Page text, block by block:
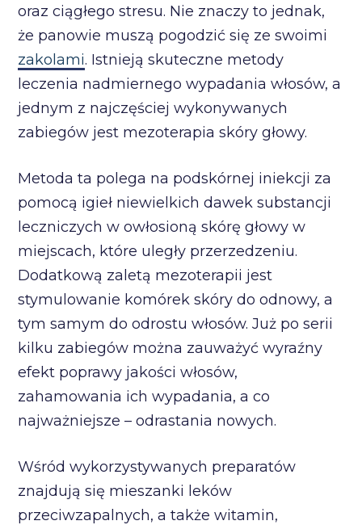
oraz ciągłego stresu. Nie znaczy to jednak,
że panowie muszą pogodzić się ze swoimi
zakolami. Istnieją skuteczne metody
leczenia nadmiernego wypadania włosów, a
jednym z najczęściej wykonywanych
zabiegów jest mezoterapia skóry głowy.
Metoda ta polega na podskórnej iniekcji za
pomocą igieł niewielkich dawek substancji
leczniczych w owłosioną skórę głowy w
miejscach, które uległy przerzedzeniu.
Dodatkową zaletą mezoterapii jest
stymulowanie komórek skóry do odnowy, a
tym samym do odrostu włosów. Już po serii
kilku zabiegów można zauważyć wyraźny
efekt poprawy jakości włosów,
zahamowania ich wypadania, a co
najważniejsze – odrastania nowych.
Wśród wykorzystywanych preparatów
znajdują się mieszanki leków
przeciwzapalnych, a także witamin,